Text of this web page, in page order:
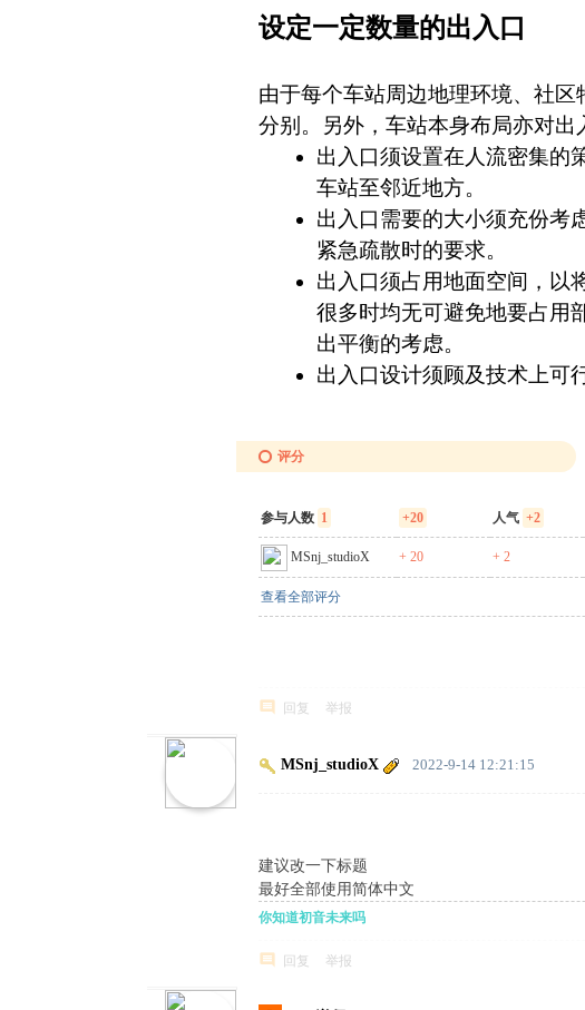
设定一定数量的出入口
由于每个车站周边地理环境、社
分别。另外，车站本身布局亦对出
出入口须设置在人流密集的
车站至邻近地方。
出入口需要的大小须充份考
紧急疏散时的要求。
出入口须占用地面空间，以
很多时均无可避免地要占用
出平衡的考虑。
出入口设计须顾及技术上可
评分
参与人数 1 +20 人气 +2
MSnj_studioX + 20 + 2
查看全部评分
回复 举报
MSnj_studioX 2022-9-14 12:21:15
建议改一下标题
最好全部使用简体中文
你知道初音未来吗
回复 举报